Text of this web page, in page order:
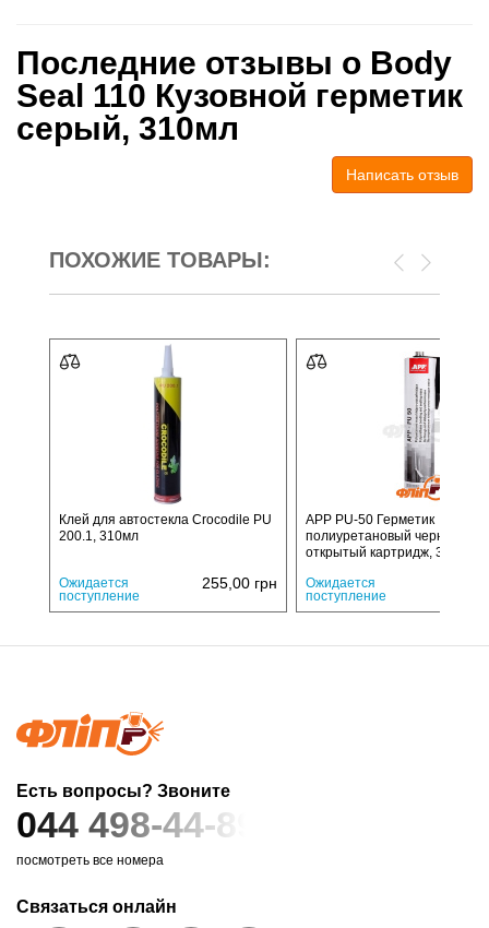
Последние отзывы о Body
Seal 110 Кузовной герметик
серый, 310мл
Написать отзыв
ПОХОЖИЕ ТОВАРЫ:
Клей для автостекла Crocodile PU
200.1, 310мл
Ожидается
поступление
255,00 грн
APP PU-50 Герметик
полиуретановый черный,
открытый картридж, 310мл
Ожидается
поступление
Есть вопросы? Звоните
044 498-44-89
посмотреть все номера
Связаться онлайн